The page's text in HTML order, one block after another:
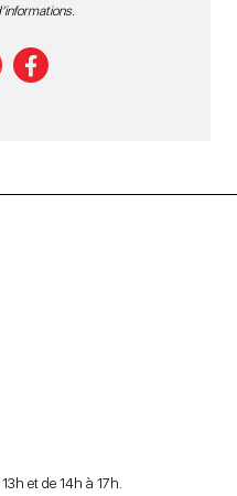
.
et de 14h à 17h.